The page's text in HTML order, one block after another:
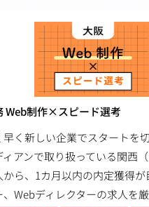
Web制作×スピード選考
く新しい企業でスタートを
ィアンで取り扱っている関西
から、1カ月以内の内定獲得
Webディレクターの求人を